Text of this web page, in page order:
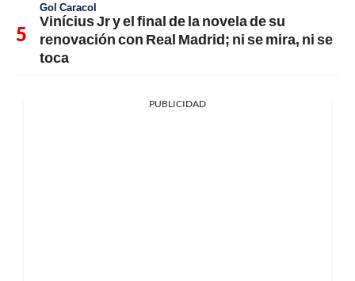
Gol Caracol
Vinícius Jr y el final de la novela de su
renovación con Real Madrid; ni se mira, ni se
toca
PUBLICIDAD